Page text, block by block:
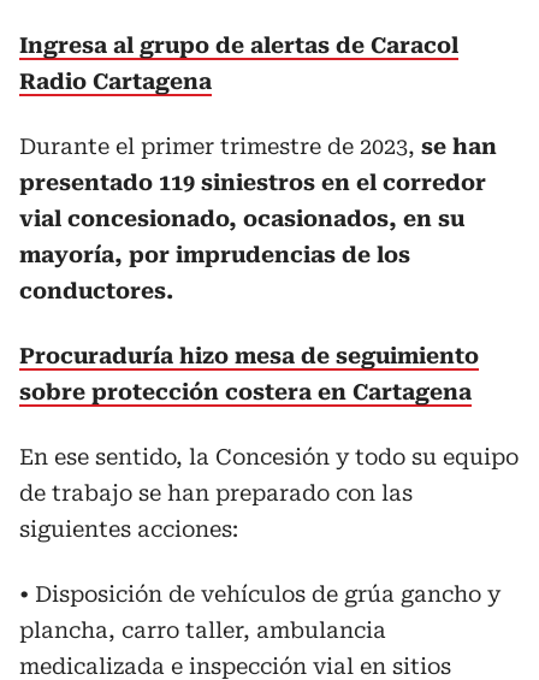
Ingresa al grupo de alertas de Caracol
Radio Cartagena
Durante el primer trimestre de 2023, se han
presentado 119 siniestros en el corredor
vial concesionado, ocasionados, en su
mayoría, por imprudencias de los
conductores.
Procuraduría hizo mesa de seguimiento
sobre protección costera en Cartagena
En ese sentido, la Concesión y todo su equipo
de trabajo se han preparado con las
siguientes acciones:
• Disposición de vehículos de grúa gancho y
plancha, carro taller, ambulancia
medicalizada e inspección vial en sitios